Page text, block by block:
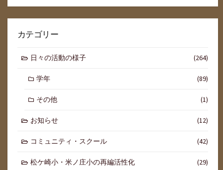
カテゴリー
日々の活動の様子 (264)
学年 (89)
その他 (1)
お知らせ (12)
コミュニティ・スクール (42)
松ケ崎小・米ノ庄小の再編活性化 (29)